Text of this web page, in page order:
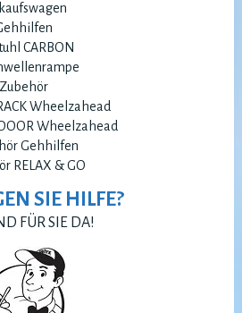
CARBON
Zubehör
Wheelzahead
Wheelzahead
Gehhilfen
RELAX & GO
SIE HILFE?
FÜR SIE DA!